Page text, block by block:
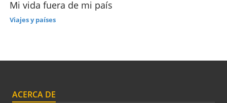
Mi vida fuera de mi país
Viajes y países
ACERCA DE